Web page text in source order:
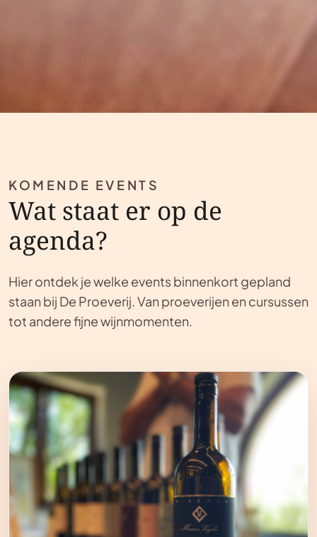
KOMENDE EVENTS
Wat staat er op de
agenda?
Hier ontdek je welke events binnenkort gepland
staan bij De Proeverij. Van proeverijen en cursussen
tot andere fijne wijnmomenten.